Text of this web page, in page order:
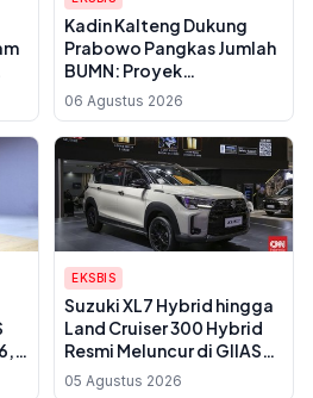
Kadin Kalteng Dukung
Prabowo Pangkas Jumlah
BUMN: Proyek
Infrastruktur Sering
Disubkon, UMKM Daerah
Jadi Korban
06 Agustus 2026
EKSBIS
Suzuki XL7 Hybrid hingga
Land Cruiser 300 Hybrid
Resmi Meluncur di GIIAS
2026, Ini Daftar Harga dan
05 Agustus 2026